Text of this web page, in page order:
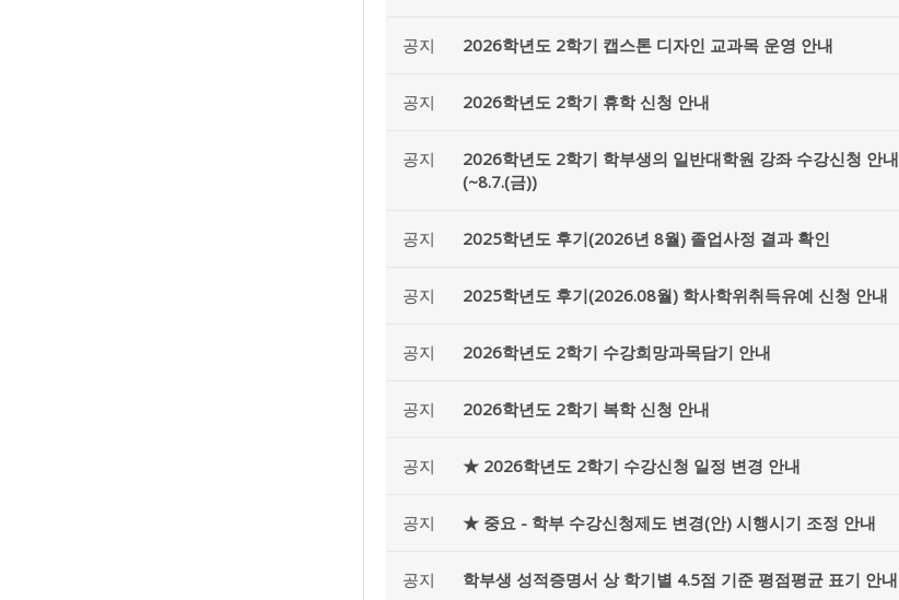
공지 2026학년도 2학기 캡스톤 디자인 교과목 운영 안내
공지 2026학년도 2학기 휴학 신청 안내
공지
2026학년도 2학기 학부생의 일반대학원 강좌 수강신청 안내
(~8.7.(금))
공지 2025학년도 후기(2026년 8월) 졸업사정 결과 확인
공지 2025학년도 후기(2026.08월) 학사학위취득유예 신청 안내
공지 2026학년도 2학기 수강희망과목담기 안내
공지 2026학년도 2학기 복학 신청 안내
공지 ★ 2026학년도 2학기 수강신청 일정 변경 안내
공지 ★ 중요 - 학부 수강신청제도 변경(안) 시행시기 조정 안내
공지 학부생 성적증명서 상 학기별 4.5점 기준 평점평균 표기 안내